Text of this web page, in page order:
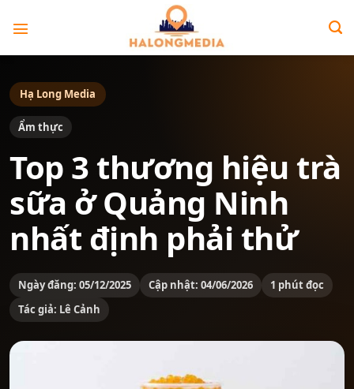
qua
Hạ Long Media
Ẩm thực
Top 3 thương hiệu trà
sữa ở Quảng Ninh
nhất định phải thử
Ngày đăng: 05/12/2025 Cập nhật: 04/06/2026
1 phút đọc
Tác giả: Lê Cảnh